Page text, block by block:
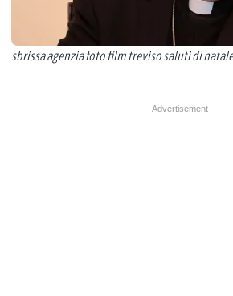
sbrissa agenzia foto film treviso saluti di